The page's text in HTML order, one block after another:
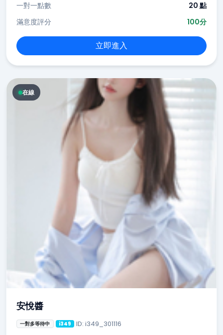
一對一點數
20 點
滿意度評分
100分
立即進入
在線
安悅醬
一對多等待中 i349 ID: i349_301116